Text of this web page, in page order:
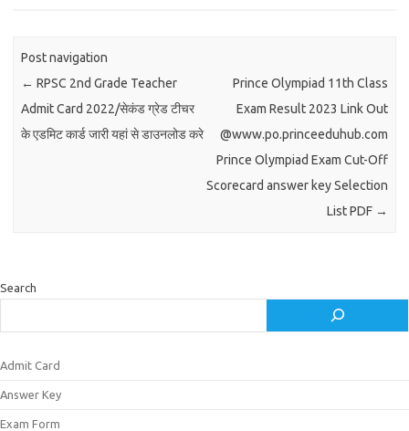
Post navigation
← RPSC 2nd Grade Teacher
Admit Card 2022/सेकंड ग्रेड टीचर
के एडमिट कार्ड जारी यहां से डाउनलोड करे
Prince Olympiad 11th Class
Exam Result 2023 Link Out
@www.po.princeeduhub.com
Prince Olympiad Exam Cut-Off
Scorecard answer key Selection
List PDF →
Search
Admit Card
Answer Key
Exam Form